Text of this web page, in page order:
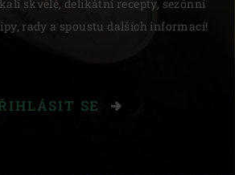
skvělé, delikátní recepty, sezónní
rady a spoustu dalších informací!
SE